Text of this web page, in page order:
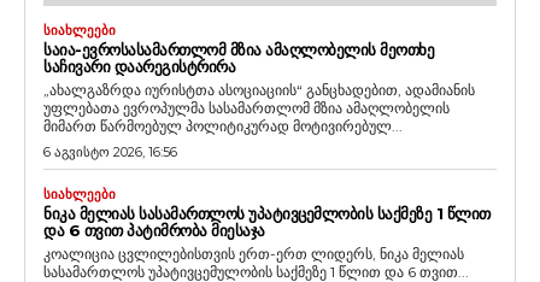
ᲡᲘᲐᲮᲚᲔᲔᲑᲘ
ᲡᲐᲘᲐ-ᲔᲕᲠᲝᲡᲐᲡᲐᲛᲐᲠᲗᲚᲝᲛ ᲛᲖᲘᲐ ᲐᲛᲐᲦᲚᲝᲑᲔᲚᲘᲡ ᲛᲔᲝᲗᲮᲔ
ᲡᲐᲩᲘᲕᲐᲠᲘ ᲓᲐᲐᲠᲔᲒᲘᲡᲢᲠᲘᲠᲐ
„ახალგაზრდა იურისტთა ასოციაციის“ განცხადებით, ადამიანის
უფლებათა ევროპულმა სასამართლომ მზია ამაღლობელის
მიმართ წარმოებულ პოლიტიკურად მოტივირებულ...
6 აგვისტო 2026, 16:56
ᲡᲘᲐᲮᲚᲔᲔᲑᲘ
ᲜᲘᲙᲐ ᲛᲔᲚᲘᲐᲡ ᲡᲐᲡᲐᲛᲐᲠᲗᲚᲝᲡ ᲣᲞᲐᲢᲘᲕᲪᲔᲛᲚᲝᲑᲘᲡ ᲡᲐᲥᲛᲔᲖᲔ 1 ᲬᲚᲘᲗ
ᲓᲐ 6 ᲗᲕᲘᲗ ᲞᲐᲢᲘᲛᲠᲝᲑᲐ ᲛᲘᲔᲡᲐᲯᲐ
კოალიცია ცვლილებისთვის ერთ-ერთ ლიდერს, ნიკა მელიას
სასამართლოს უპატივცემულობის საქმეზე 1 წლით და 6 თვით...